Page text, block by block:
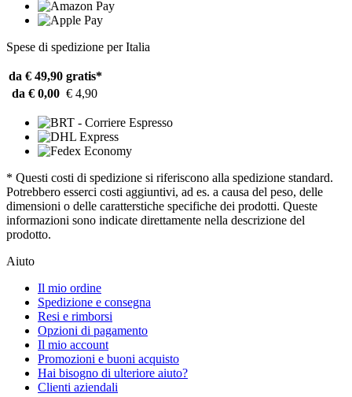
Spese di spedizione per Italia
da € 49,90 gratis*
da € 0,00 € 4,90
* Questi costi di spedizione si riferiscono alla spedizione standard.
Potrebbero esserci costi aggiuntivi, ad es. a causa del peso, delle
dimensioni o delle caratterstiche specifiche dei prodotti. Queste
informazioni sono indicate direttamente nella descrizione del
prodotto.
Aiuto
Il mio ordine
Spedizione e consegna
Resi e rimborsi
Opzioni di pagamento
Il mio account
Promozioni e buoni acquisto
Hai bisogno di ulteriore aiuto?
Clienti aziendali